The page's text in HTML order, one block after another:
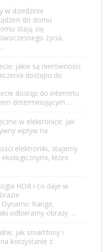
w dziedzinie
do domu
stają się
życia,
jakie są nierówności
dostępu do
dostęp do internetu
determinującym …
w elektronice: jak
wpływ na
elektroniki, stajemy
które
HDR i co daje w
Range,
odbieramy obrazy …
jak smartfony i
korzystanie z